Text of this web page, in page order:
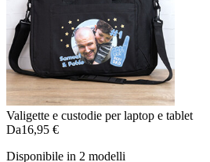
Valigette e custodie per laptop e tablet
Da16,95 €
Disponibile in 2 modelli